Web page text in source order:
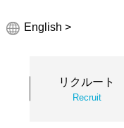
English >
リクルート
Recruit